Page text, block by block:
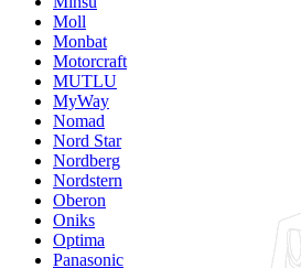
Moll
Monbat
Motorcraft
MUTLU
MyWay
Nomad
Nord Star
Nordberg
Nordstern
Oberon
Oniks
Optima
Panasonic